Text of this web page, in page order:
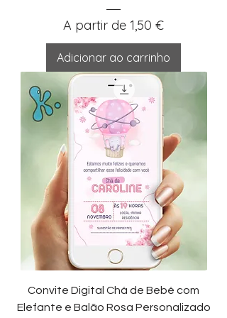
A partir de 1,50 €
Preço promocional
Adicionar ao carrinho
Convite Digital Chá de Bebé com
Elefante e Balão Rosa Personalizado